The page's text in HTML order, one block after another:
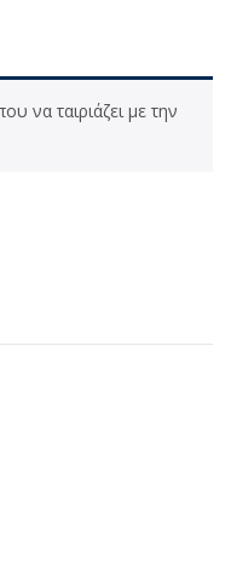
να ταιριάζει με την